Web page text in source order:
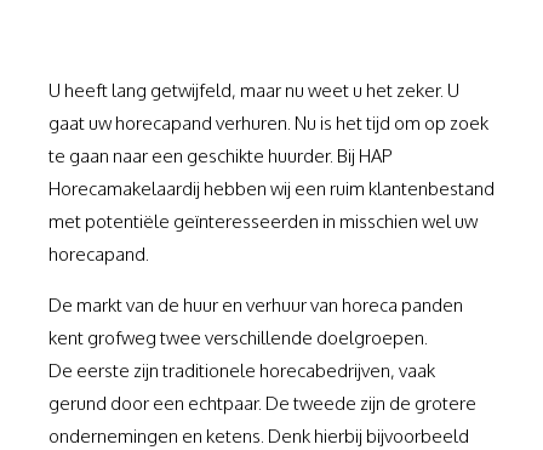
U heeft lang getwijfeld, maar nu weet u het zeker. U
gaat uw horecapand verhuren. Nu is het tijd om op zoek
te gaan naar een geschikte huurder. Bij HAP
Horecamakelaardij hebben wij een ruim klantenbestand
met potentiële geïnteresseerden in misschien wel uw
horecapand.
De markt van de huur en verhuur van horeca panden
kent grofweg twee verschillende doelgroepen.
De eerste zijn traditionele horecabedrijven, vaak
gerund door een echtpaar. De tweede zijn de grotere
ondernemingen en ketens. Denk hierbij bijvoorbeeld